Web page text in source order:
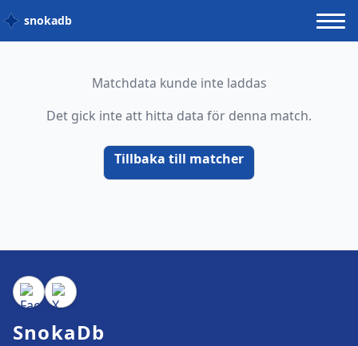
snokadb
Matchdata kunde inte laddas
Det gick inte att hitta data för denna match.
Tillbaka till matcher
SnokaDb